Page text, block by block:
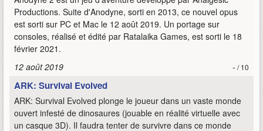
Productions. Suite d'Anodyne, sorti en 2013, ce nouvel opus
est sorti sur PC et Mac le 12 août 2019. Un portage sur
consoles, réalisé et édité par Ratalaika Games, est sorti le 18
février 2021.
12 août 2019
- / 10
ARK: Survival Evolved
ARK: Survival Evolved plonge le joueur dans un vaste monde
ouvert infesté de dinosaures (jouable en réalité virtuelle avec
un casque 3D). Il faudra tenter de survivre dans ce monde